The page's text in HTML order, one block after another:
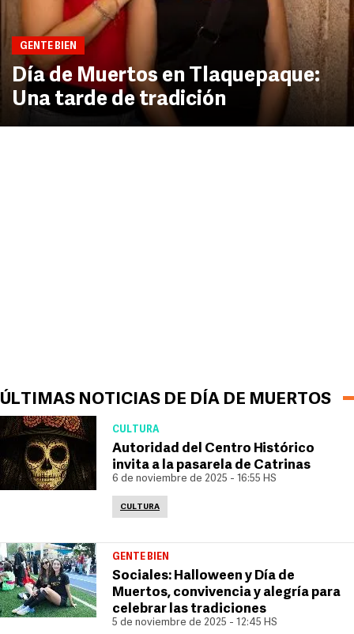
GENTE BIEN
Día de Muertos en Tlaquepaque:
Una tarde de tradición
ÚLTIMAS NOTICIAS DE DÍA DE MUERTOS
CULTURA
Autoridad del Centro Histórico
invita a la pasarela de Catrinas
6 de noviembre de 2025 - 16:55 HS
CULTURA
GENTE BIEN
Sociales: Halloween y Día de
Muertos, convivencia y alegría para
celebrar las tradiciones
5 de noviembre de 2025 - 12:45 HS